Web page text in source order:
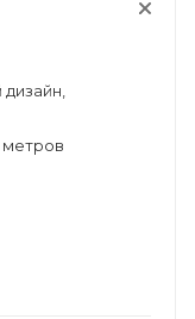
дизайн,
метров